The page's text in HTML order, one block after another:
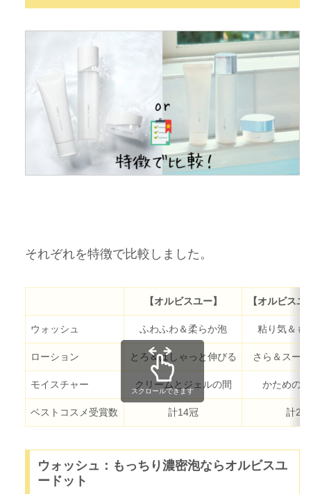
それぞれを特徴で比較しました。
【オルビスユー】 【オルビスユ
ウォッシュ ふわふわ＆柔らか泡 粘り気＆も
ローション とろ＆ぱしゃっと伸びる さら＆スー
モイスチャー クリームとジェルの間 かための
ベストコスメ受賞数 計14冠 計24
スクロールできます
ウォッシュ：もっちり濃密泡ならオルビスユ
ードット